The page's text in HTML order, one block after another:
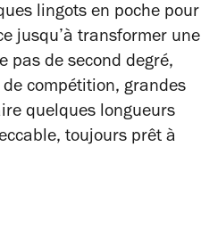
lingots en poche pour
jusqu’à transformer une
pas de second degré,
compétition, grandes
quelques longueurs
toujours prêt à